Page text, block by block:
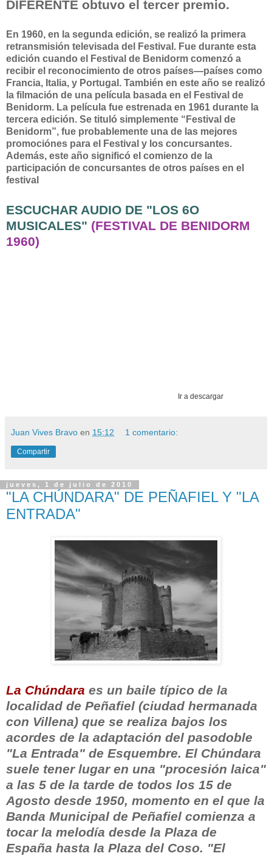
DIFERENTE obtuvo el tercer premio.
En 1960, en la segunda edición, se realizó la primera
retransmisión televisada del Festival. Fue durante esta
edición cuando el Festival de Benidorm comenzó a
recibir el reconocimiento de otros países—países como
Francia, Italia, y Portugal. También en este año se realizó
la filmación de una película basada en el Festival de
Benidorm. La película fue estrenada en 1961 durante la
tercera edición. Se tituló simplemente “Festival de
Benidorm”, fue probablemente una de las mejores
promociónes para el Festival y los concursantes.
Además, este año significó el comienzo de la
participación de concursantes de otros países en el
festival
ESCUCHAR AUDIO DE "LOS 6O
MUSICALES" (FESTIVAL DE BENIDORM
1960)
Ir a descargar
Juan Vives Bravo en 15:12 1 comentario:
Compartir
jueves, 1 de julio de 2010
"LA CHÚNDARA" DE PEÑAFIEL Y "LA
ENTRADA"
La Chúndara es un baile típico de la
localidad de Peñafiel (ciudad hermanada
con Villena) que se realiza bajos los
acordes de la adaptación del pasodoble
"La Entrada" de Esquembre. El Chúndara
suele tener lugar en una "procesión laica"
a las 5 de la tarde de todos los 15 de
Agosto desde 1950, momento en el que la
Banda Municipal de Peñafiel comienza a
tocar la melodía desde la Plaza de
España hasta la Plaza del Coso. "El